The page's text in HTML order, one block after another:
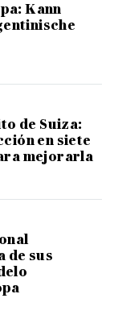
Kann
de Suiza:
en siete
mejorarla
de sus